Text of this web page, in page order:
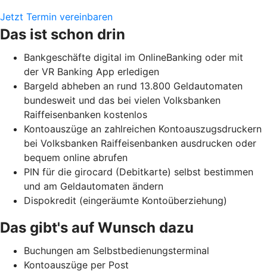
Jetzt Termin vereinbaren
Das ist schon drin
Bankgeschäfte digital im OnlineBanking oder mit
der VR Banking App erledigen
Bargeld abheben an rund 13.800 Geldautomaten
bundesweit und das bei vielen Volksbanken
Raiffeisenbanken kostenlos
Kontoauszüge an zahlreichen Kontoauszugsdruckern
bei Volksbanken Raiffeisenbanken ausdrucken oder
bequem online abrufen
PIN für die girocard (Debitkarte) selbst bestimmen
und am Geldautomaten ändern
Dispokredit (eingeräumte Kontoüberziehung)
Das gibt's auf Wunsch dazu
Buchungen am Selbstbedienungsterminal
Kontoauszüge per Post